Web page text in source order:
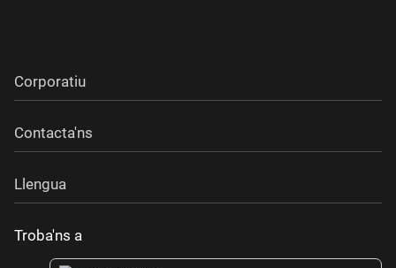
Corporatiu
Contacta'ns
Llengua
Troba'ns a